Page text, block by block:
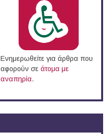
Ενημερωθείτε για άρθρα που
αφορούν σε άτομα με
αναπηρία.